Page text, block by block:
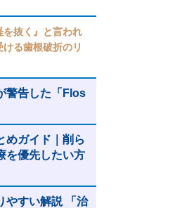
を抜く』と言われ
る歯根破折のリ
警告した「Flos
めガイド｜削ら
を優先したい方
やすい解説 「治